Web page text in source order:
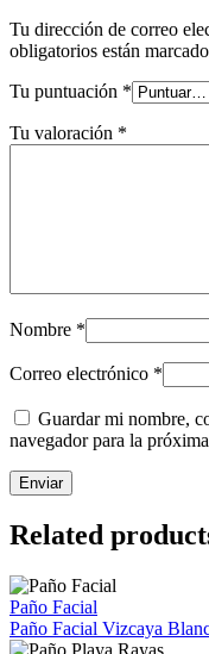
Tu dirección de correo
obligatorios están
Tu puntuación *
Tu valoración *
Nombre *
Correo electrónico *
Guardar mi nombre,
navegador para la
Related
Paño Facial
Paño Facial Vizcaya